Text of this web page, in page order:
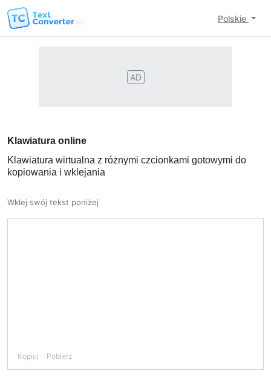
Polskie
AD
Klawiatura online
Klawiatura wirtualna z różnymi czcionkami gotowymi do
kopiowania i wklejania
Wklej swój tekst poniżej
Kopiuj Pobierz